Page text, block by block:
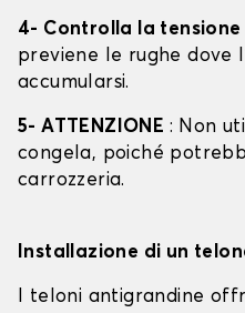
4- Controlla la tensione
previene le rughe dove
accumularsi.
5- ATTENZIONE : Non
congela, poiché
carrozzeria.
Installazione di un
I teloni antigrandine